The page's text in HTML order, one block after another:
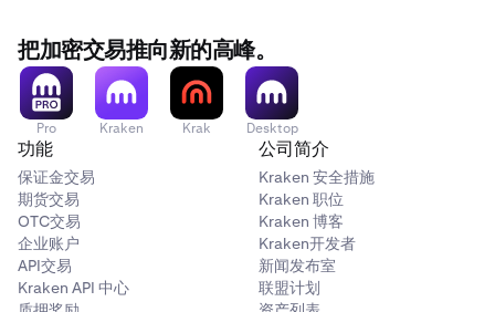
把加密交易推向新的高峰。
Pro Kraken Krak Desktop
功能
保证金交易
期货交易
OTC交易
企业账户
API交易
Kraken API 中心
公司简介
Kraken 安全措施
Kraken 职位
Kraken 博客
Kraken开发者
新闻发布室
联盟计划